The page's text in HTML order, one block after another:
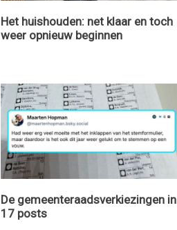
Het huishouden: net klaar en toch
weer opnieuw beginnen
De gemeenteraadsverkiezingen in
17 posts